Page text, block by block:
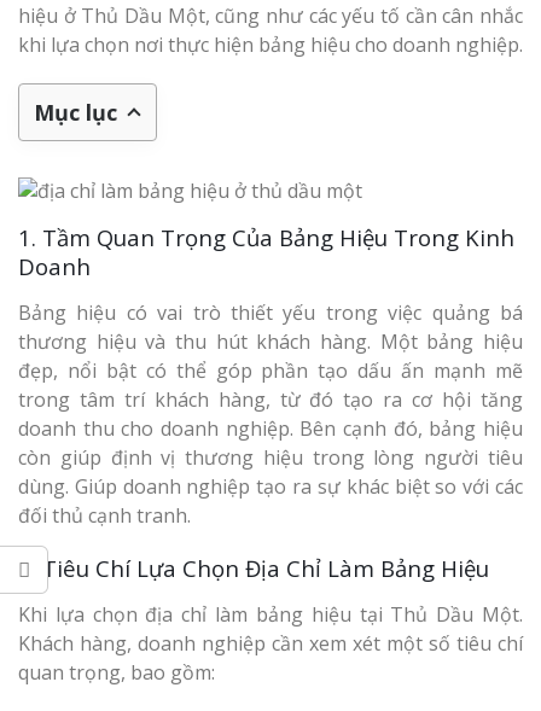
hiệu ở Thủ Dầu Một, cũng như các yếu tố cần cân nhắc
khi lựa chọn nơi thực hiện bảng hiệu cho doanh nghiệp.
Mục lục
1. Tầm Quan Trọng Của Bảng Hiệu Trong Kinh
Doanh
Bảng hiệu có vai trò thiết yếu trong việc quảng bá
thương hiệu và thu hút khách hàng. Một bảng hiệu
đẹp, nổi bật có thể góp phần tạo dấu ấn mạnh mẽ
trong tâm trí khách hàng, từ đó tạo ra cơ hội tăng
doanh thu cho doanh nghiệp. Bên cạnh đó, bảng hiệu
còn giúp định vị thương hiệu trong lòng người tiêu
dùng. Giúp doanh nghiệp tạo ra sự khác biệt so với các
đối thủ cạnh tranh.
2. Tiêu Chí Lựa Chọn Địa Chỉ Làm Bảng Hiệu
Khi lựa chọn địa chỉ làm bảng hiệu tại Thủ Dầu Một.
Khách hàng, doanh nghiệp cần xem xét một số tiêu chí
quan trọng, bao gồm: